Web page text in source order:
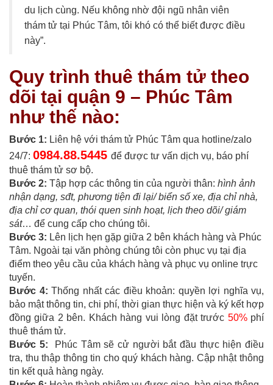
du lịch cùng. Nếu không nhờ đội ngũ nhân viên
thám tử tại Phúc Tâm, tôi khó có thể biết được điều
này”.
Quy trình thuê thám tử theo
dõi tại quận 9 – Phúc Tâm
như thế nào:
Bước 1: Liên hệ với thám tử Phúc Tâm qua hotline/zalo
24/7: 0984.88.5445 để được tư vấn dịch vụ, báo phí
thuê thám tử sơ bộ.
Bước 2: Tập hợp các thông tin của người thân: hình ảnh
nhận dạng, sđt, phương tiện đi lại/ biển số xe, địa chỉ nhà,
địa chỉ cơ quan, thói quen sinh hoạt, lịch theo dõi/ giám
sát… để cung cấp cho chúng tôi.
Bước 3: Lên lịch hẹn gặp giữa 2 bên khách hàng và Phúc
Tâm. Ngoài tại văn phòng chúng tôi còn phục vụ tại địa
điểm theo yêu cầu của khách hàng và phục vụ online trực
tuyến.
Bước 4: Thống nhất các điều khoản: quyền lợi nghĩa vụ,
bảo mật thông tin, chi phí, thời gian thực hiện và ký kết hợp
đồng giữa 2 bên. Khách hàng vui lòng đặt trước 50%phí
thuê thám tử.
Bước 5: Phúc Tâm sẽ cử người bắt đầu thực hiện điều
tra, thu thập thông tin cho quý khách hàng. Cập nhật thông
tin kết quả hàng ngày.